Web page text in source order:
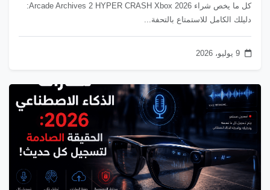
كل ما يخص شراء Arcade Archives 2 HYPER CRASH Xbox 2026:
دليلك الكامل للاستمتاع بالتحفة...